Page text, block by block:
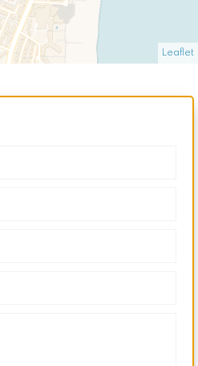
Leaflet